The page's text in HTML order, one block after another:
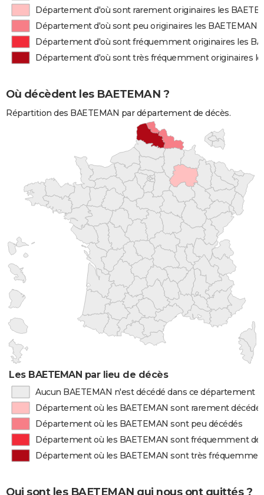
Département d'où sont rarement originaires les
Département d'où sont peu originaires les BAETEMAN
Département d'où sont fréquemment originaires les
Département d'où sont très fréquemment originaires
Où décèdent les BAETEMAN ?
Répartition des BAETEMAN par département de décès.
Les BAETEMAN par lieu de décès
Aucun BAETEMAN n'est décédé dans ce département
Département où les BAETEMAN sont rarement
Département où les BAETEMAN sont peu décédés
Département où les BAETEMAN sont fréquemment
Département où les BAETEMAN sont très
Qui sont les BAETEMAN qui nous ont quittés ?